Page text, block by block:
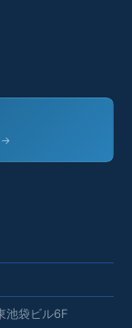
→
池袋ビル6F